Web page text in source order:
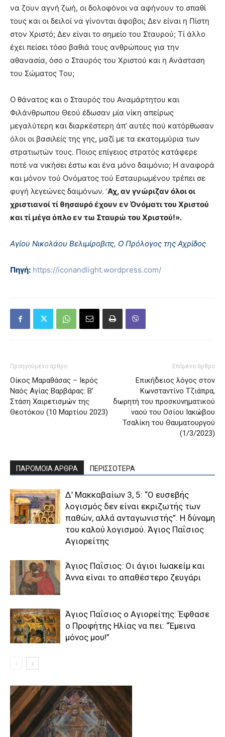
να ζουν αγνή ζωή, οι δολοφόνοι να αφήνουν το σπαθί
τους και οι δειλοί να γίνονται άφοβοι; Δεν είναι η Πίστη
στον Χριστό; Δεν είναι το σημείο του Σταυρού; Τί άλλο
έχει πείσει τόσο βαθιά τους ανθρώπους για την
αθανασία, όσο ο Σταυρός του Χριστού και η Ανάσταση
του Σώματος Του;
Ο θάνατος και ο Σταυρός του Αναμάρτητου και
Φιλάνθρωπου Θεού έδωσαν μία νίκη απείρως
μεγαλύτερη και διαρκέστερη άπ’ αυτές πού κατόρθωσαν
όλοι οι βασιλείς της γης, μαζί με τα εκατομμύρια των
στρατιωτών τους. Ποιος επίγειος στρατός κατάφερε
ποτέ να νικήσει έστω και ένα μόνο δαιμόνιο; Η αναφορά
και μόνον τού Ονόματος τού Εσταυρωμένου τρέπει σε
φυγή λεγεώνες δαιμόνων. ’Αχ, αν γνώριζαν όλοι οι
χριστιανοί τί θησαυρό έχουν εν Όνόματι του Χριστού
και τί μέγα όπλο εν τω Σταυρώ του Χριστού!».
Αγίου Νικολάου Βελιμίροβιτς, Ο Πρόλογος της Αχρίδος
Πηγή: https://iconandlight.wordpress.com/
Προηγούμενο άρθρο
Οίκος Μαραθάσας – Ιερός
Ναός Αγίας Βαρβάρας: Β’
Στάση Χαιρετισμών της
Θεοτόκου (10 Μαρτίου 2023)
Επόμενο άρθρο
Επικήδειος λόγος στον
Κωνσταντίνο Τζιάπρα,
δωρητή του προσκυνηματικού
ναού του Οσίου Ιακώβου
Τσαλίκη του Θαυματουργού
(1/3/2023)
ΠΑΡΟΜΟΙΑ ΑΡΘΡΑ ΠΕΡΙΣΣΟΤΕΡΑ
Δ’ Μακκαβαίων 3, 5: “Ο ευσεβής
λογισμός δεν είναι εκριζωτής των
παθών, αλλά ανταγωνιστής”. Η δύναμη
του καλού λογισμού. Άγιος Παΐσιος
Αγιορείτης
Άγιος Παΐσιος: Οι άγιοι Ιωακείμ και
Άννα είναι το απαθέστερο ζευγάρι
Άγιος Παΐσιος ο Αγιορείτης: Έφθασε
ο Προφήτης Ηλίας να πει: “Έμεινα
μόνος μου!”